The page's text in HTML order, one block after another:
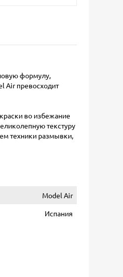
формулу,
Air превосходит
во избежание
текстуру
техники размывки,
Model Air
Испания